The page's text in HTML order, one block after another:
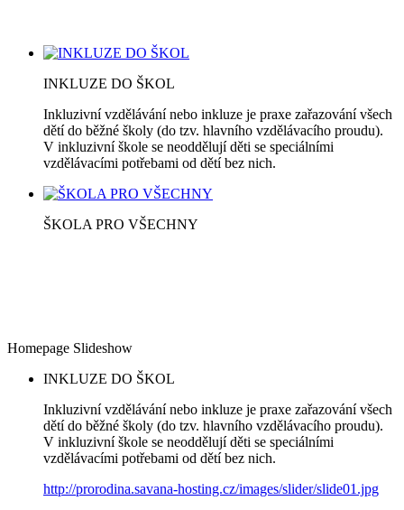
INKLUZE DO ŠKOL
Inkluzivní vzdělávání nebo inkluze je praxe zařazování všech
dětí do běžné školy (do tzv. hlavního vzdělávacího proudu).
V inkluzivní škole se neoddělují děti se speciálními
vzdělávacími potřebami od dětí bez nich.
ŠKOLA PRO VŠECHNY
Homepage Slideshow
INKLUZE DO ŠKOL
Inkluzivní vzdělávání nebo inkluze je praxe zařazování všech
dětí do běžné školy (do tzv. hlavního vzdělávacího proudu).
V inkluzivní škole se neoddělují děti se speciálními
vzdělávacími potřebami od dětí bez nich.
http://prorodina.savana-hosting.cz/images/slider/slide01.jpg